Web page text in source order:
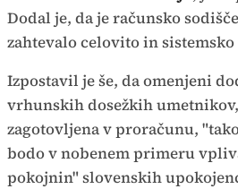
Dodal je, da je računsko
zahtevalo celovito in
Izpostavil je še, da omenjeni
vrhunskih dosežkih
zagotovljena v proračunu,
bodo v nobenem primeru
pokojnin" slovenskih